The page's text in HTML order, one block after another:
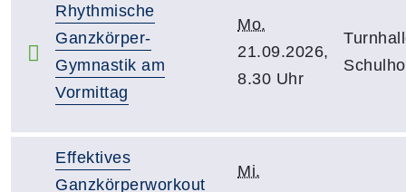
Rhythmische
Ganzkörper-
Gymnastik am
Vormittag
Mo.
21.09.2026,
8.30 Uhr
Effektives
Ganzkörperworkout
Mi.